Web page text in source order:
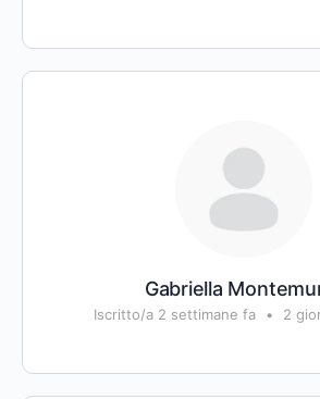
Gabriella
Iscritto/a 2 settimane fa • 2